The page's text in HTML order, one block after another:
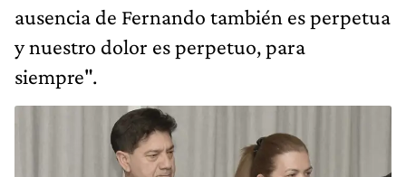
ausencia de Fernando también es perpetua
y nuestro dolor es perpetuo, para
siempre".